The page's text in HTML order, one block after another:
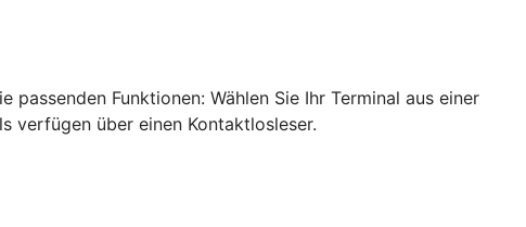
Funktionen: Wählen Sie Ihr Terminal aus einer
verfügen über einen Kontaktlosleser.